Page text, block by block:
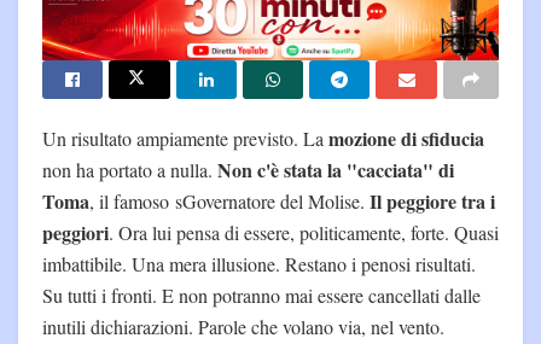
Un risultato ampiamente previsto. La mozione di sfiducia
non ha portato a nulla. Non c'è stata la "cacciata" di
Toma, il famoso sGovernatore del Molise. Il peggiore tra i
peggiori. Ora lui pensa di essere, politicamente, forte. Quasi
imbattibile. Una mera illusione. Restano i penosi risultati.
Su tutti i fronti. E non potranno mai essere cancellati dalle
inutili dichiarazioni. Parole che volano via, nel vento.